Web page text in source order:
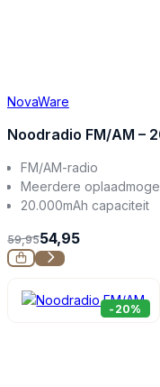
NovaWare
Noodradio FM/AM –
FM/AM-radio
Meerdere
20.000mAh capaciteit
59,9554,95
-20%